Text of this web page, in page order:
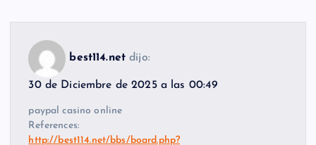
best114.net dijo:
30 de Diciembre de 2025 a las 00:49
paypal casino online
References:
http://best114.net/bbs/board.php?